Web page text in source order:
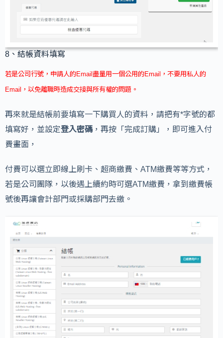
8、結帳資料填寫
若是公司行號，申請人的Email盡量用一個公用的Email，不要用私人的
Email，以免離職時造成交接與所有權的問題。
再來就是結帳前要填寫一下購買人的資料，請把有*字號的都
填寫好，並設定登入密碼 ，再按「完成訂購」，即可進入付
費畫面，
付費可以選立即線上刷卡、超商繳費、ATM繳費等等方式，
若是公司團隊，以後遇上續約時可選ATM繳費，拿到繳費帳
號後再讓會計部門或採購部門去繳。